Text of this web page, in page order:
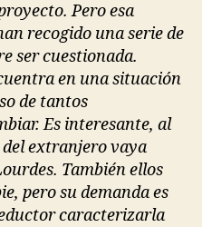
Pero esa
recogido una serie de
ser cuestionada.
en una situación
de tantos
Es interesante, al
extranjero vaya
También ellos
pero su demanda es
caracterizarla